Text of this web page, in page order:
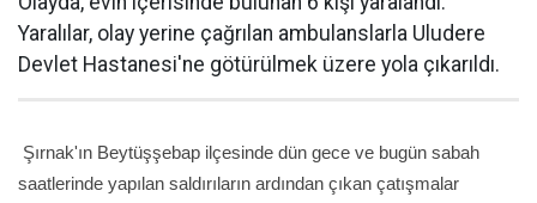
Yaralılar, olay yerine çağrılan ambulanslarla Uludere
Devlet Hastanesi'ne götürülmek üzere yola çıkarıldı.
Şırnak'ın Beytüşşebap ilçesinde dün gece ve bugün sabah
saatlerinde yapılan saldırıların ardından çıkan çatışmalar